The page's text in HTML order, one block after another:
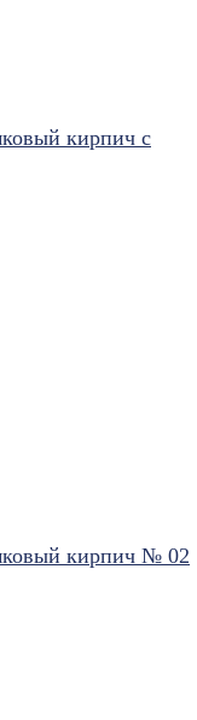
кирпич с
кирпич № 02